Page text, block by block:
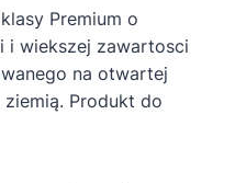
Premium o
i wiekszej zawartosci
na otwartej
Produkt do